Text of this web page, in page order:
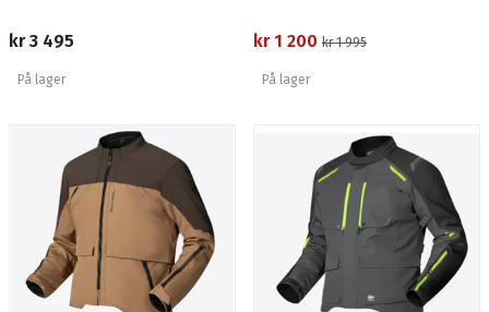
kr 3 495
På lager
kr 1 200 kr 1 995
På lager